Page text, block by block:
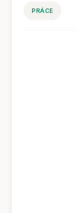
PRÁCE